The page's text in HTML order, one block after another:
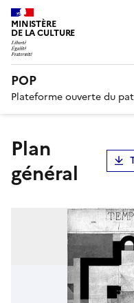
MINISTÈRE
DE LA CULTURE
POP
Plateforme ouverte du
Plan
général